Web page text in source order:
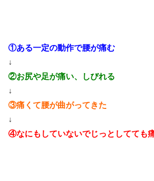
①ある一定の動作で腰が痛む
↓
②お尻や足が痛い、しびれる
↓
③痛くて腰が曲がってきた
↓
④なにもしていないでじっとしてても